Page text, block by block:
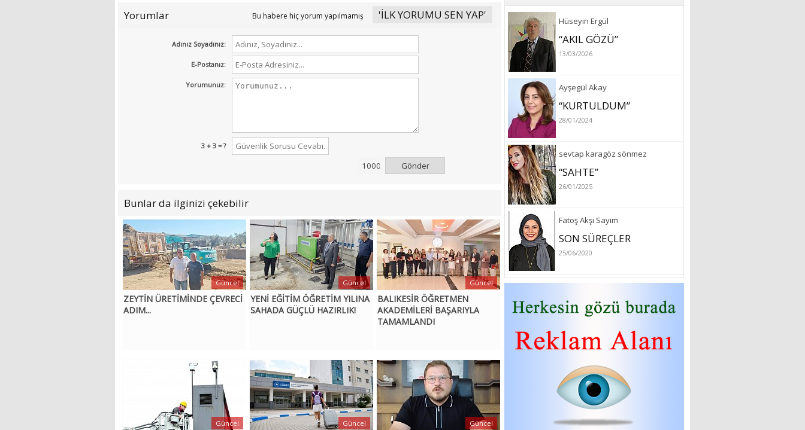
Hüseyin Ergül
“AKIL GÖZÜ”
13/03/2026
Ayşegül Akay
“KURTULDUM”
28/01/2024
sevtap karagöz sönmez
“SAHTE”
26/01/2025
Fatoş Akşi Sayım
SON SÜREÇLER
25/06/2020
özlem arslan
Hydrafacial cilt bakımı
26/07/2022
Sibel Atam
“18 Mart Çanakkale
Zaferi” Denildiğinde Ne
Anlıyoruz?
Aleyna Gürsoy
Yorumlar Bu habere hiç yorum yapılmamış 'İLK YORUMU SEN YAP'
Adınız Soyadınız:
E-Postanız:
Yorumunuz:
3 + 3 = ?
Gönder
Bunlar da ilginizi çekebilir
ZEYTİN ÜRETİMİNDE ÇEVRECİ
ADIM...
Güncel
YENİ EĞİTİM ÖĞRETİM YILINA
SAHADA GÜÇLÜ HAZIRLIK!
Güncel
BALIKESİR ÖĞRETMEN
AKADEMİLERİ BAŞARIYLA
TAMAMLANDI
Güncel
Güncel Güncel Güncel